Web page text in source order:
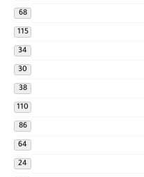
68
115
34
30
38
110
86
64
24